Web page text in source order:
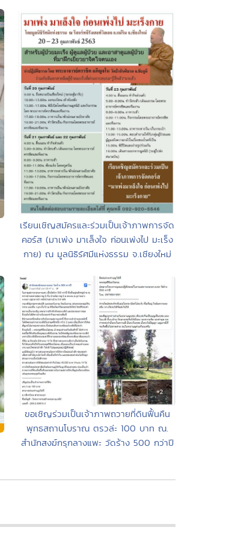
เรียนเชิญสมัครและร่วมเป็นเจ้าภาพการจัด
คอร์ส (มาเพ่ง มาเล็งใจ ก่อนเพ่งไป มะเร็ง
กาย) ณ มูลนิธิรัศมีแห่งธรรม จ.เชียงใหม่
ขอเชิญร่วมเป็นเจ้าภาพถวายที่ดินฟื้นคืน
พุทธสถานโบราณ ตรวล่ะ 100 บาท ณ.
สำนักสงฆ์กรุกลางแพะ วัดร้าง 500 กว่าปี